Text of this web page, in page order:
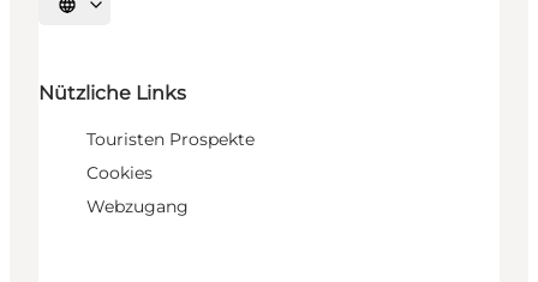
Sprache auswählen
Nützliche Links
Touristen Prospekte
Cookies
Webzugang